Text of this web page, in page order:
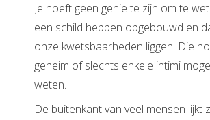
Je hoeft geen genie te zijn om te
een schild hebben opgebouwd en
onze kwetsbaarheden liggen. Die
geheim of slechts enkele intimi
weten.
De buitenkant van veel mensen lijkt